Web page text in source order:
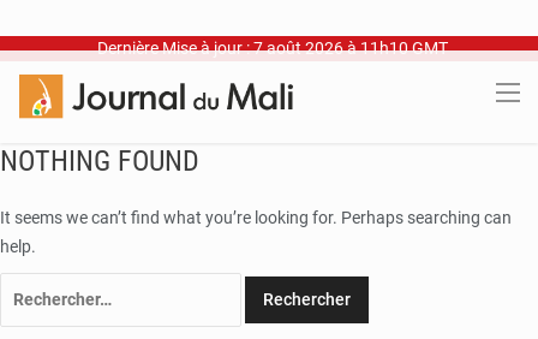
Dernière Mise à jour : 7 août 2026 à 11h10 GMT
NOTHING FOUND
It seems we can’t find what you’re looking for. Perhaps searching can
help.